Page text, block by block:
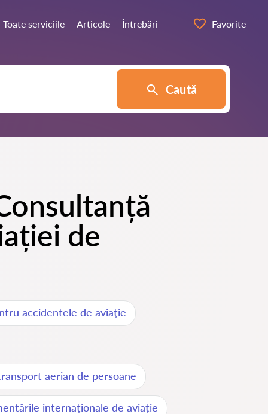
Toate serviciile Articole Întrebări Favorite
Caută
de
accidentele de aviație
aerian de persoane
internaționale de aviație